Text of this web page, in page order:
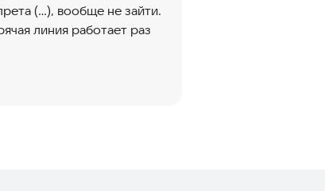
(...), вообще не зайти.
линия работает раз